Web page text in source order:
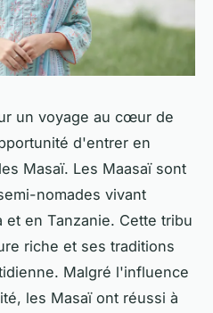
un voyage au cœur de
d'entrer en
Masaï. Les Maasaï sont
nomades vivant
et en Tanzanie. Cette tribu
riche et ses traditions
Malgré l'influence
les Masaï ont réussi à